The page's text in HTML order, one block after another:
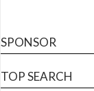
SPONSOR
TOP SEARCH